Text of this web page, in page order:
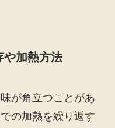
や加熱方法
が角立つことがあ
の加熱を繰り返す